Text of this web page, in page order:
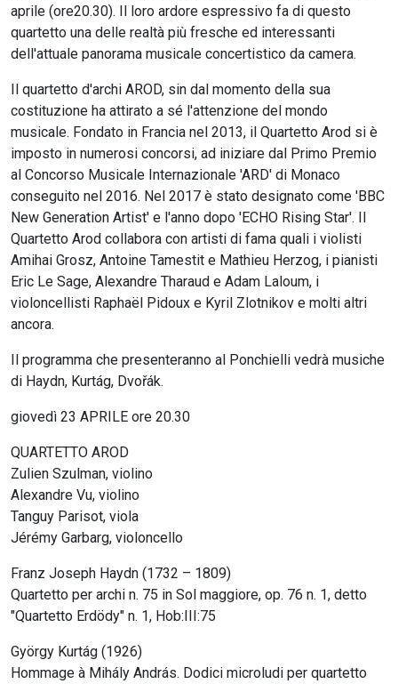
aprile (ore20.30). Il loro ardore espressivo fa di questo
quartetto una delle realtà più fresche ed interessanti
dell'attuale panorama musicale concertistico da camera.
Il quartetto d'archi AROD, sin dal momento della sua
costituzione ha attirato a sé l'attenzione del mondo
musicale. Fondato in Francia nel 2013, il Quartetto Arod si è
imposto in numerosi concorsi, ad iniziare dal Primo Premio
al Concorso Musicale Internazionale 'ARD' di Monaco
conseguito nel 2016. Nel 2017 è stato designato come 'BBC
New Generation Artist' e l'anno dopo 'ECHO Rising Star'. Il
Quartetto Arod collabora con artisti di fama quali i violisti
Amihai Grosz, Antoine Tamestit e Mathieu Herzog, i pianisti
Eric Le Sage, Alexandre Tharaud e Adam Laloum, i
violoncellisti Raphaël Pidoux e Kyril Zlotnikov e molti altri
ancora.
Il programma che presenteranno al Ponchielli vedrà musiche
di Haydn, Kurtág, Dvořák.
giovedì 23 APRILE ore 20.30
QUARTETTO AROD
Zulien Szulman, violino
Alexandre Vu, violino
Tanguy Parisot, viola
Jérémy Garbarg, violoncello
Franz Joseph Haydn (1732 – 1809)
Quartetto per archi n. 75 in Sol maggiore, op. 76 n. 1, detto
"Quartetto Erdödy" n. 1, Hob:III:75
György Kurtág (1926)
Hommage à Mihály András. Dodici microludi per quartetto